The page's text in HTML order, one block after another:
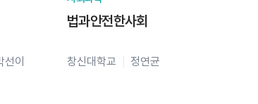
이
법과안전한사회
창신대학교 정연균